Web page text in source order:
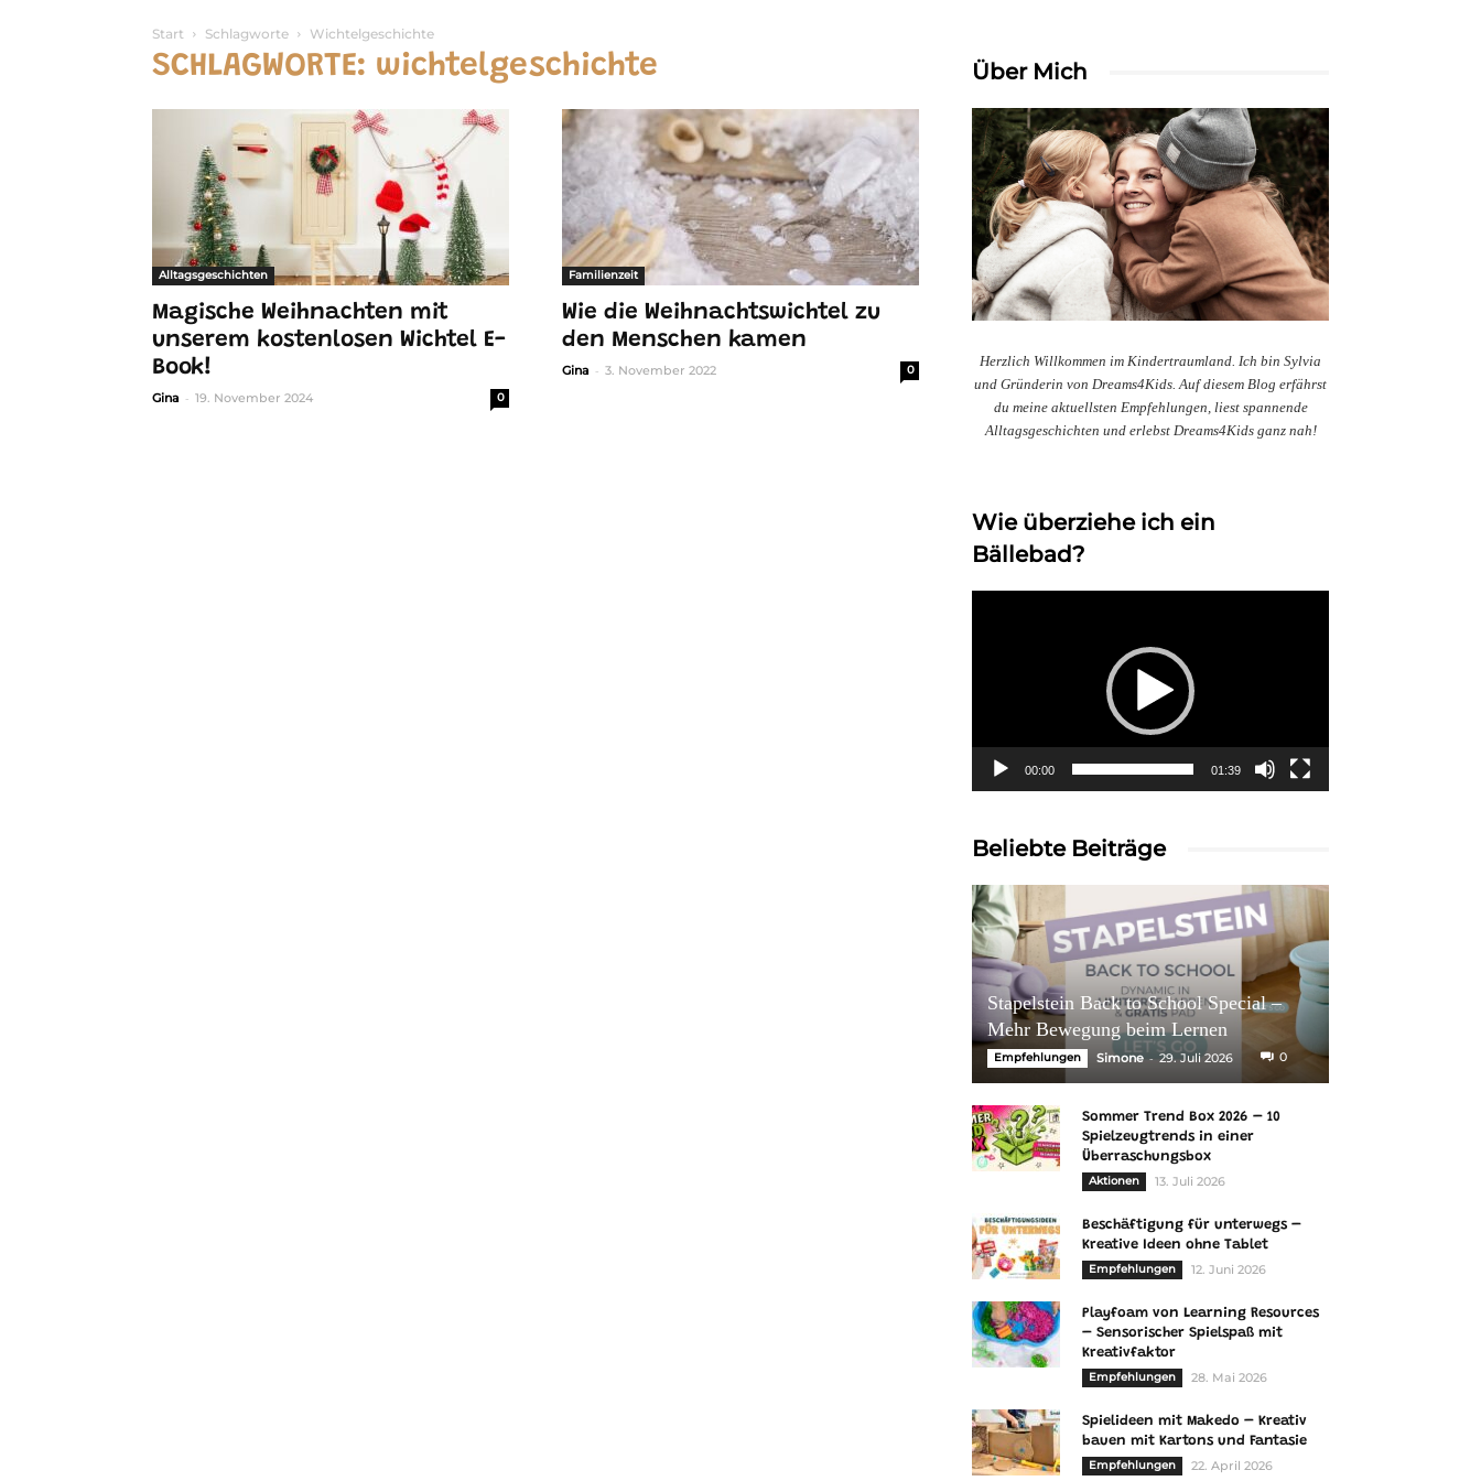
Start Schlagworte Wichtelgeschichte
SCHLAGWORTE: wichtelgeschichte
Alltagsgeschichten
Magische Weihnachten mit
unserem kostenlosen Wichtel E-
Book!
Gina - 19. November 2024 0
Familienzeit
Wie die Weihnachtswichtel zu
den Menschen kamen
Gina - 3. November 2022 0
Über Mich
Herzlich Willkommen im Kindertraumland. Ich bin Sylvia
und Gründerin von Dreams4Kids. Auf diesem Blog erfährst
du meine aktuellsten Empfehlungen, liest spannende
Alltagsgeschichten und erlebst Dreams4Kids ganz nah!
Wie überziehe ich ein
Bällebad?
00:00 01:39
Beliebte Beiträge
Stapelstein Back to School Special –
Mehr Bewegung beim Lernen
Empfehlungen Simone - 29. Juli 2026 0
Sommer Trend Box 2026 – 10
Spielzeugtrends in einer
Überraschungsbox
Aktionen
13. Juli 2026
Beschäftigung für unterwegs –
Kreative Ideen ohne Tablet
Empfehlungen
12. Juni 2026
Playfoam von Learning Resources
– Sensorischer Spielspaß mit
Kreativfaktor
Empfehlungen
28. Mai 2026
Spielideen mit Makedo – Kreativ
bauen mit Kartons und Fantasie
Empfehlungen
22. April 2026